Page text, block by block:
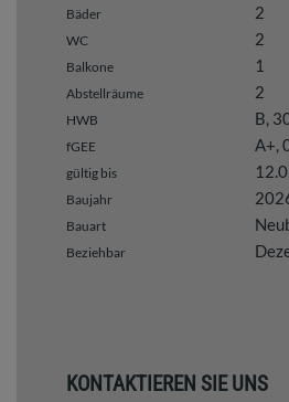
Bäder 2
WC 2
Balkone 1
Abstellräume 2
HWB B,
fGEE A+,
gültig bis
Baujahr
Bauart
Beziehbar
KONTAKTIEREN SIE UNS